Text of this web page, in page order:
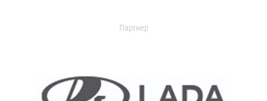
Партнер